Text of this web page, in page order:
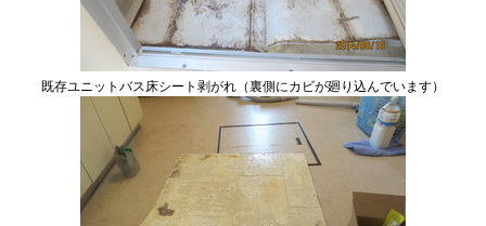
既存ユニットバス床シート剥がれ（裏側にカビが廻り込んでいます）